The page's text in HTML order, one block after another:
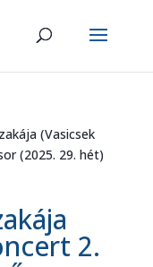
(Vasicsek
(2025. 29. hét)
2.